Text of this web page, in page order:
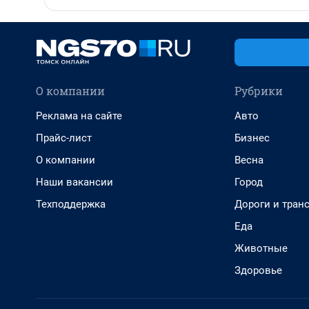
О компании
Реклама на сайте
Прайс-лист
О компании
Наши вакансии
Техподдержка
Рубрики
Авто
Бизнес
Весна
Город
Дороги и
Еда
Животные
Здоровье